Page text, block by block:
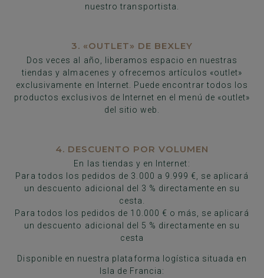
nuestro transportista.
3. «OUTLET» DE BEXLEY
Dos veces al año, liberamos espacio en nuestras
tiendas y almacenes y ofrecemos artículos «outlet»
exclusivamente en Internet. Puede encontrar todos los
productos exclusivos de Internet en el menú de «outlet»
del sitio web.
4. DESCUENTO POR VOLUMEN
En las tiendas y en Internet:
Para todos los pedidos de 3.000 a 9.999 €, se aplicará
un descuento adicional del 3 % directamente en su
cesta.
Para todos los pedidos de 10.000 € o más, se aplicará
un descuento adicional del 5 % directamente en su
cesta
Disponible en nuestra plataforma logística situada en
Isla de Francia: